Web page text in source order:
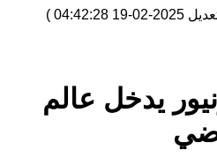
2025-02-19 04:42:28
)
يدخل عالم